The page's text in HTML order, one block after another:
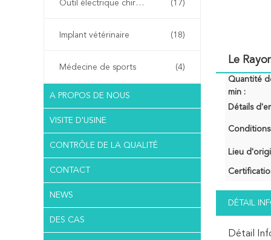
Outil électrique chirurgicale (17)
Implant vétérinaire (18)
Médecine de sports (4)
A PROPOS DE NOUS
VISITE D'USINE
CONTRÔLE DE LA QUALITÉ
CONTACT
NEWS
DES CAS
Le
Quantité
min :
Détails
Lieu
DÉTAIL
Détail